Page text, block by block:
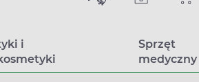
i
Sprzęt
medyczny